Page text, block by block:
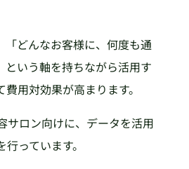
「どんなお客様に、何度も通
という軸を持ちながら活用す
用対効果が高まります。
サロン向けに、データを活用
っています。